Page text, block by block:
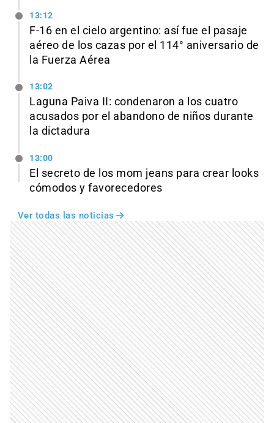
13:12
F-16 en el cielo argentino: así fue el pasaje
aéreo de los cazas por el 114° aniversario de
la Fuerza Aérea
13:02
Laguna Paiva II: condenaron a los cuatro
acusados por el abandono de niños durante
la dictadura
13:00
El secreto de los mom jeans para crear looks
cómodos y favorecedores
Ver todas las noticias